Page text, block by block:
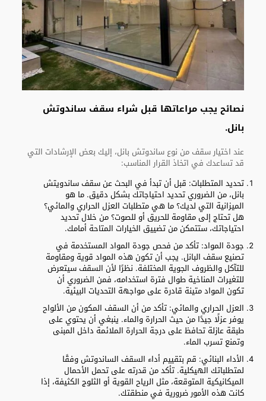
نصائح يجب مراعاتها قبل شراء سقف ساندوتش
بانل.
عند اختيار سقف من نوع ساندوتش بانل، إليك بعض الإرشادات التي
قد تساعدك في اتخاذ القرار المناسب:
تحديد المتطلبات: قبل أن تبدأ في البحث عن سقف ساندويتش
بانل، من الضروري تحديد احتياجاتك بشكل دقيق. ما هو
الميزانية التي لديك؟ ما هي متطلبات العزل الحراري والمائي؟
هل تحتاج إلى مقاومة للحريق أو للصوت؟ من خلال تحديد
احتياجاتك، ستتمكن من تضييق الخيارات المتاحة أمامك.
جودة المواد: تأكد من فحص جودة المواد المستخدمة في
تصنيع سقف البانل. يجب أن تكون هذه المواد قوية ومقاومة
للتآكل والظروف الجوية المختلفة. نظرًا لأن السقف سيتعرض
للتغيرات المناخية طوال فترة استخدامه، فمن الضروري أن
تكون المواد متينة قادرة على مواجهة التحديات البيئية.
العزل الحراري والمائي: تأكد من أن السقف المكون من الألواح
يوفر عزلًا جيدًا من حيث الحرارة والماء. ينبغي أن يحتوي على
طبقة عازلة تحافظ على درجة الحرارة الملائمة داخل المبنى
وتمنع تسرب الماء.
الأداء البنائي: قم بتقييم أداء السقف الساندوتش وفقًا
لمتطلباتك الهيكلية. تأكد من قدرته على تحمل الأحمال
الميكانيكية المتوقعة، مثل الرياح القوية أو الثلوج الكثيفة، إذا
كانت هذه الأمور ضرورية في منطقتك.